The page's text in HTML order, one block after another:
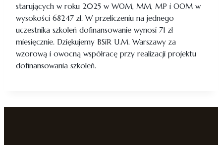
starujących w roku 2025 w WOM, MM, MP i OOM w
wysokości 68247 zł. W przeliczeniu na jednego
uczestnika szkoleń dofinansowanie wynosi 71 zł
miesięcznie. Dziękujemy BSiR U.M. Warszawy za
wzorową i owocną współracę przy realizacji projektu
dofinansowania szkoleń.